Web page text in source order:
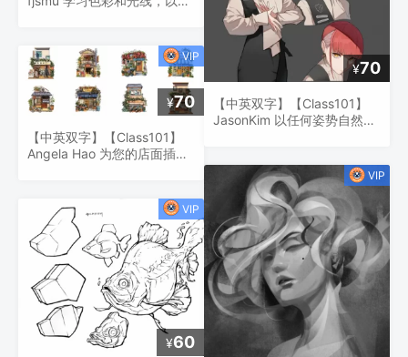
¥70
【中英双字】【Class101】
Angela Hao 为您的店面插图
¥60
¥70
【中英双字】【Class101】
JasonKim 以任何姿势自然地